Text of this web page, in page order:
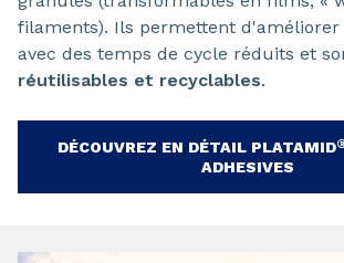
filaments). Ils permettent
avec des temps de cycle réduits et
réutilisables et recyclables.
DÉCOUVREZ EN DÉTAIL PLATAMID
ADHESIVES